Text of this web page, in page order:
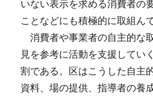
いない表示を求める消費者の
ことなどにも積極的に取組ん
消費者や事業者の自主的な
見を参考に活動を支援してい
割である。区はこうした自主
資料、場の提供、指導者の養